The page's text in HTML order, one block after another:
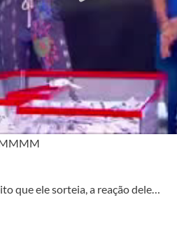
que ele sorteia, a reação dele…